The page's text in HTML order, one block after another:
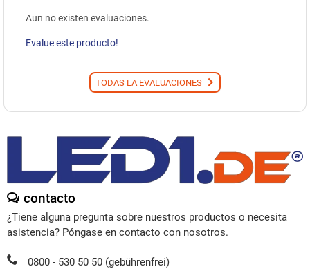
Aun no existen evaluaciones.
Evalue este producto!
TODAS LA EVALUACIONES
contacto
¿Tiene alguna pregunta sobre nuestros productos o necesita
asistencia? Póngase en contacto con nosotros.
0800 - 530 50 50 (gebührenfrei)